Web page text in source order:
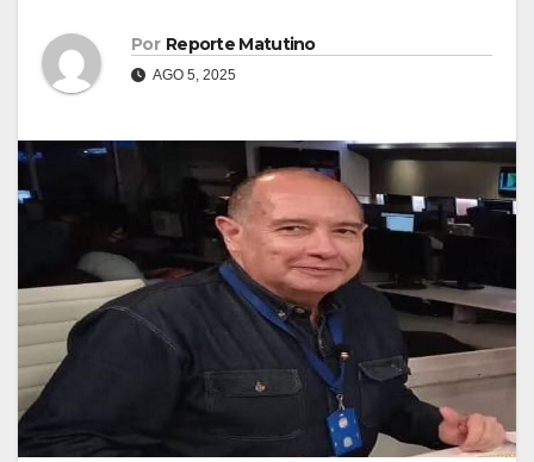
Por Reporte Matutino
AGO 5, 2025